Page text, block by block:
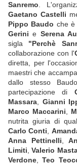
Sanremo .
Gaetano Castelli
Pippo Baudo che è
Gerini e Serena
sigla "Perchè
collaborazione con l'
diretta, per
maestri che
dallo stesso
partecipazione di
Massara
Gianni
Marco Maccarini
nutrita giuria di
Carlo Conti
Anna Pettinelli
Limiti ,Valerio
Verdone ,Teo